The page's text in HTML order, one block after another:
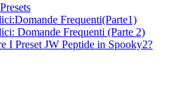
Frequenti(Parte1)
Domande Frequenti (Parte 2)
I Preset JW Peptide in Spooky2?